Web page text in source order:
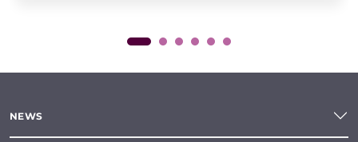
NEWS